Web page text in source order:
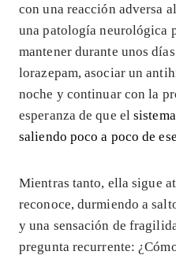
con una reacción adversa
una patología neurológica
mantener durante unos
lorazepam, asociar un
noche y continuar con la
esperanza de que el
saliendo poco a poco de
Mientras tanto, ella sigue
reconoce, durmiendo a
y una sensación de
pregunta recurrente: